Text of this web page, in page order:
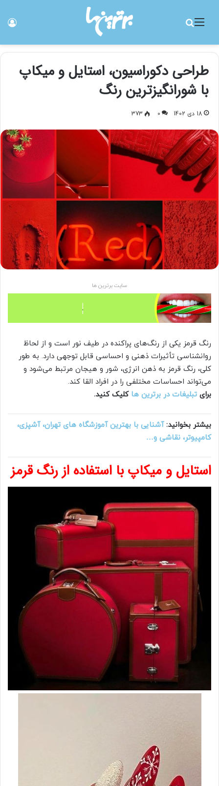
منو
طراحی دکوراسیون، استایل و میکاپ
با شورانگیزترین رنگ
18 دی 1402 0
373
سایت برترین ها
رنگ قرمز یکی از رنگ‌های پراکنده در طیف نور است و از لحاظ
روانشناسی تأثیرات ذهنی و احساسی قابل توجهی دارد. به طور
کلی، رنگ قرمز به ذهن انرژی، شور و هیجان مرتبط می‌شود و
می‌تواند احساسات مختلفی را در افراد القا کند.
برای تبلیغات در برترین ها کلیک کنید.
بیشتر بخوانید:آشنایی با بهترین آموزشگاه های تهران، آشپزی،
کامپیوتر، نقاشی و…
استایل و میکاپ با استفاده از رنگ قرمز